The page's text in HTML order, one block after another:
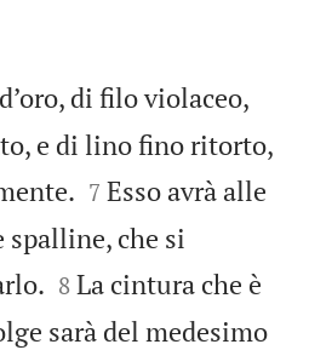
di filo violaceo,
e di lino fino ritorto,


7 Esso avrà alle
spalline, che si


8 La cintura che è
sarà del medesimo